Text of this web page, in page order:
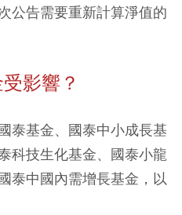
公告需要重新計算淨值的
影響？
泰基金、國泰中小成長基
科技生化基金、國泰小龍
泰中國內需增長基金，以